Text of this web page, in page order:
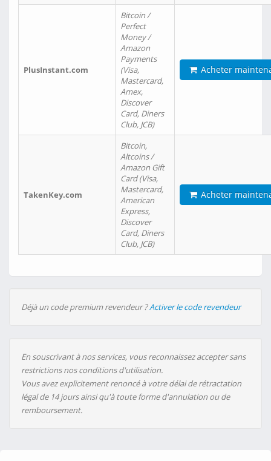
PlusInstant.com
Bitcoin /
Perfect
Money /
Amazon
Payments
(Visa,
Mastercard,
Amex,
Discover
Card, Diners
Club, JCB)
Acheter
TakenKey.com
Bitcoin,
Altcoins /
Amazon Gift
Card (Visa,
Mastercard,
American
Express,
Discover
Card, Diners
Club, JCB)
Acheter
Déjà un code premium revendeur ?Activer le code revendeur
En souscrivant à nos services, vous reconnaissez accepter sans
restrictions nos conditions d'utilisation.
Vous avez explicitement renoncé à votre délai de rétractation
légal de 14 jours ainsi qu'à toute forme d'annulation ou de
remboursement.